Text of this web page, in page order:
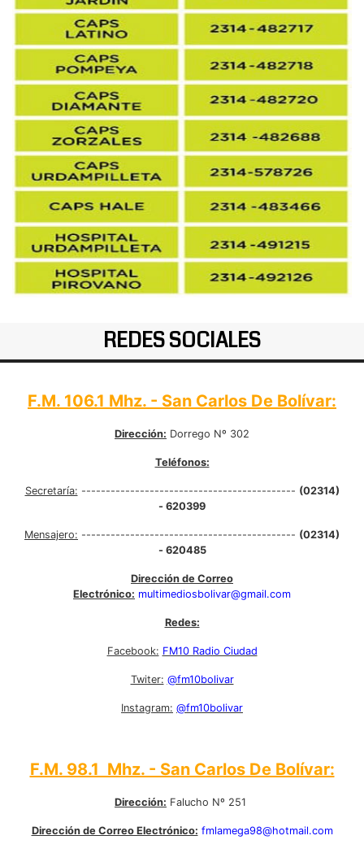
REDES SOCIALES
F.M. 106.1 Mhz. - San Carlos De Bolívar:
Dirección: Dorrego Nº 302
Teléfonos:
Secretaría: -------------------------------------------- (02314)
- 620399
Mensajero: -------------------------------------------- (02314)
- 620485
Dirección de Correo
Electrónico: multimediosbolivar@gmail.com
Redes:
Facebook: FM10 Radio Ciudad
Twiter: @fm10bolivar
Instagram: @fm10bolivar
F.M. 98.1 Mhz. - San Carlos De Bolívar:
Dirección: Falucho Nº 251
Dirección de Correo Electrónico: fmlamega98@hotmail.com